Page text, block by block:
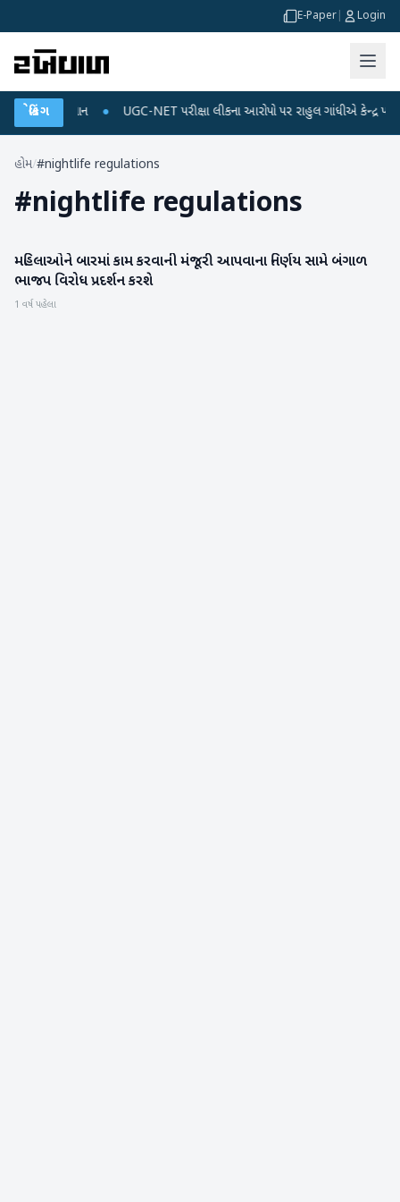
E-Paper Login
બ્રેકિંગ
ડેટા પ્લાન ● UGC-NET પરીક્ષા લીકના આરોપો પર રાહુલ ગાંધીએ કેન્દ્ર પર
હોમ/#nightlife regulations
#nightlife regulations
રાષ્ટ્રીય
મહિલાઓને બારમાં કામ કરવાની મંજૂરી આપવાના નિર્ણય સામે બંગાળ
ભાજપ વિરોધ પ્રદર્શન કરશે
1 વર્ષ પહેલા